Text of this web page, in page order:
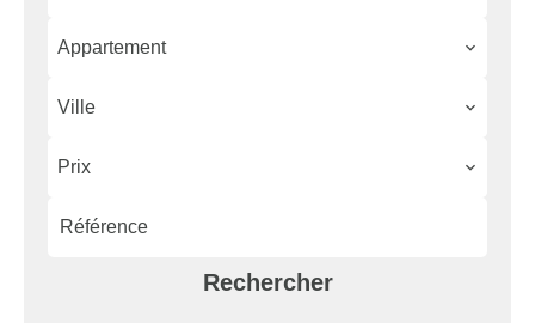
Appartement
Ville
Prix
Rechercher